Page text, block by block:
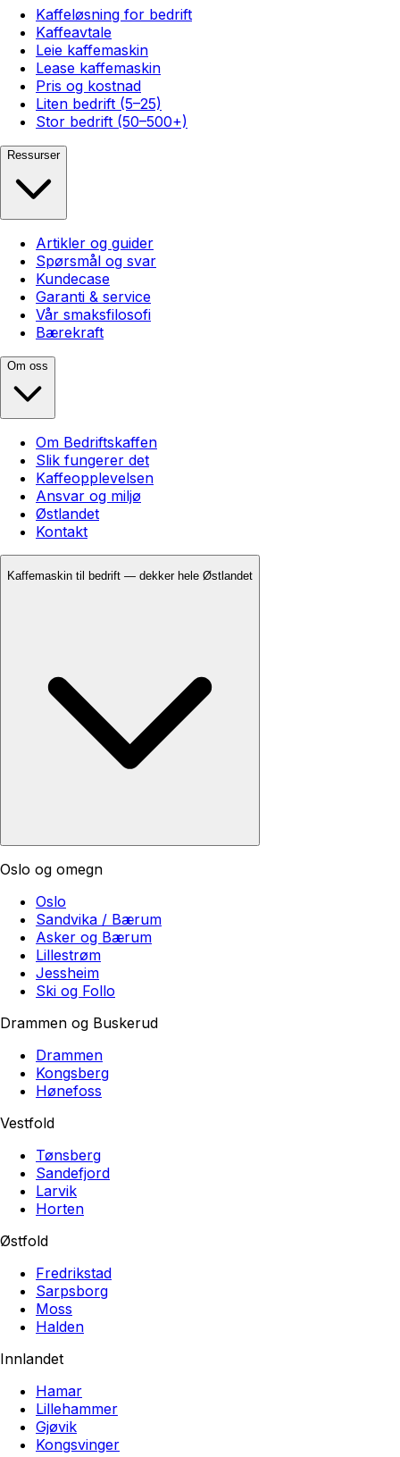
Kaffeløsning for bedrift
Kaffeavtale
Leie kaffemaskin
Lease kaffemaskin
Pris og kostnad
Liten bedrift (5–25)
Stor bedrift (50–500+)
Ressurser
Artikler og guider
Spørsmål og svar
Kundecase
Garanti & service
Vår smaksfilosofi
Bærekraft
Om oss
Om Bedriftskaffen
Slik fungerer det
Kaffeopplevelsen
Ansvar og miljø
Østlandet
Kontakt
Kaffemaskin til bedrift — dekker hele Østlandet
Oslo og omegn
Oslo
Sandvika / Bærum
Asker og Bærum
Lillestrøm
Jessheim
Ski og Follo
Drammen og Buskerud
Drammen
Kongsberg
Hønefoss
Vestfold
Tønsberg
Sandefjord
Larvik
Horten
Østfold
Fredrikstad
Sarpsborg
Moss
Halden
Innlandet
Hamar
Lillehammer
Gjøvik
Kongsvinger